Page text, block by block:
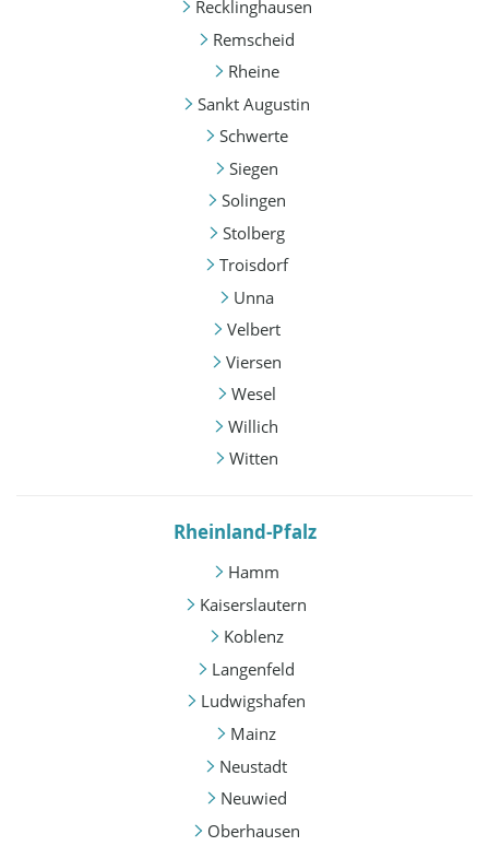
Recklinghausen
Remscheid
Rheine
Sankt Augustin
Schwerte
Siegen
Solingen
Stolberg
Troisdorf
Unna
Velbert
Viersen
Wesel
Willich
Witten
Rheinland-Pfalz
Hamm
Kaiserslautern
Koblenz
Langenfeld
Ludwigshafen
Mainz
Neustadt
Neuwied
Oberhausen